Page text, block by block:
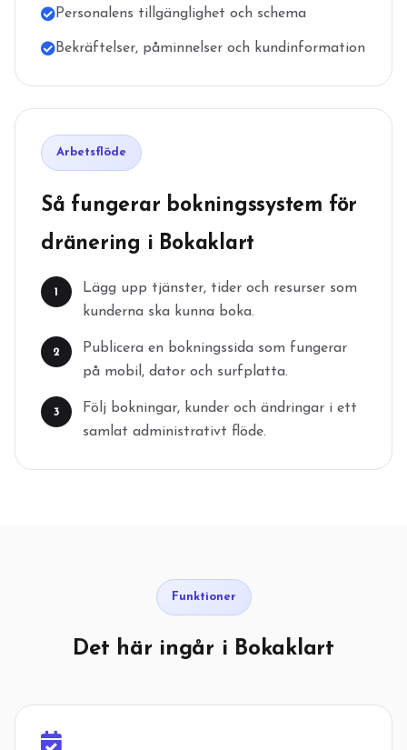
Personalens tillgänglighet och schema
Bekräftelser, påminnelser och kundinformation
Arbetsflöde
Så fungerar bokningssystem för
dränering i Bokaklart
1
Lägg upp tjänster, tider och resurser som
kunderna ska kunna boka.
2
Publicera en bokningssida som fungerar
på mobil, dator och surfplatta.
3
Följ bokningar, kunder och ändringar i ett
samlat administrativt flöde.
Funktioner
Det här ingår i Bokaklart